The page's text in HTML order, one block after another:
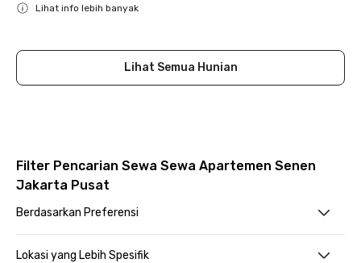
Lihat info lebih banyak
Lihat Semua Hunian
Filter Pencarian Sewa Sewa Apartemen Senen
Jakarta Pusat
Berdasarkan Preferensi
Lokasi yang Lebih Spesifik